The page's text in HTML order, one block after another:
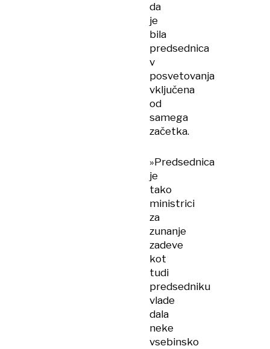
da
je
bila
predsednica
v
posvetovanja
vključena
od
samega
začetka.
»Predsednica
je
tako
ministrici
za
zunanje
zadeve
kot
tudi
predsedniku
vlade
dala
neke
vsebinsko